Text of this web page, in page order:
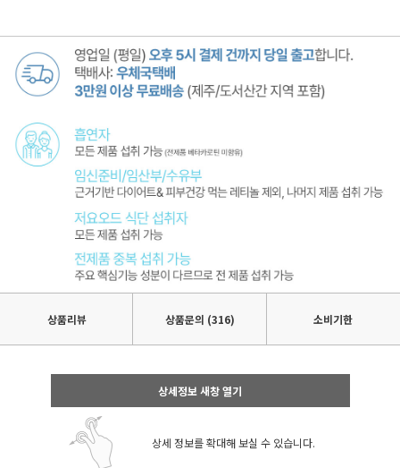
상품리뷰 상품문의 (316) 소비기한
상세정보 새창 열기
상세 정보를 확대해 보실 수 있습니다.